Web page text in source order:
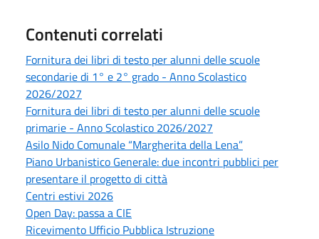
Contenuti correlati
Fornitura dei libri di testo per alunni delle scuole
secondarie di 1° e 2° grado - Anno Scolastico
2026/2027
Fornitura dei libri di testo per alunni delle scuole
primarie - Anno Scolastico 2026/2027
Asilo Nido Comunale “Margherita della Lena”
Piano Urbanistico Generale: due incontri pubblici per
presentare il progetto di città
Centri estivi 2026
Open Day: passa a CIE
Ricevimento Ufficio Pubblica Istruzione